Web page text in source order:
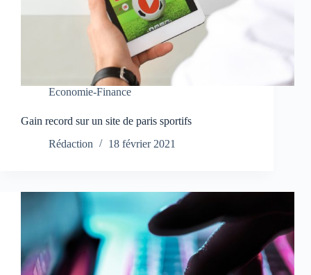
Economie-Finance
Gain record sur un site de paris sportifs
Rédaction
18 février 2021